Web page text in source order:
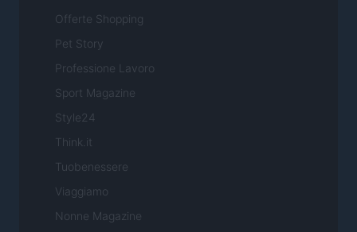
Offerte Shopping
Pet Story
Professione Lavoro
Sport Magazine
Style24
Think.it
Tuobenessere
Viaggiamo
Nonne Magazine